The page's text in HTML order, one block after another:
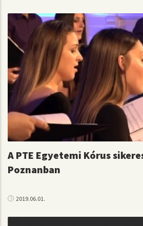
A PTE Egyetemi Kórus
Poznanban
2019.06.01.